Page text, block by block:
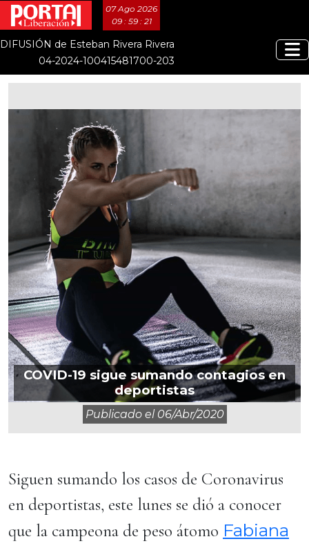
07 Ago 2026
09 : 59 : 22
DIFUSIÓN de Esteban Rivera Rivera
04-2024-100415481700-203
COVID-19 sigue sumando contagios en
deportistas
Publicado el 06/abr/2020
Siguen sumando los casos de Coronavirus
en deportistas, este lunes se dió a conocer
que la campeona de peso átomo Fabiana